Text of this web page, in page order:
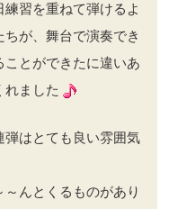
習を重ねて弾けるよ
が、舞台で演奏でき
とができたに違いあ
れました
弾はとても良い雰囲気
んとくるものがあり